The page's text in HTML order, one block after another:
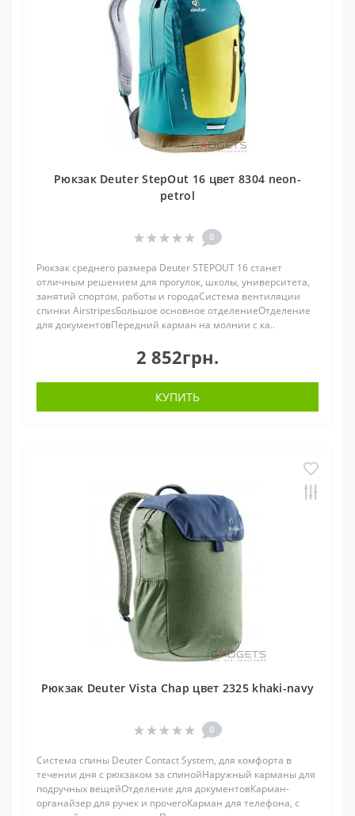
Рюкзак Deuter StepOut 16 цвет 8304 neon-
petrol
0
Рюкзак среднего размера Deuter STEPOUT 16 станет
отличным решением для прогулок, школы, университета,
занятий спортом, работы и городаСистема вентиляции
спинки AirstripesБольшое основное отделениеОтделение
для документовПередний карман на молнии с ка..
2 852грн.
КУПИТЬ
Рюкзак Deuter Vista Chap цвет 2325 khaki-navy
0
Система спины Deuter Contact System, для комфорта в
течении дня с рюкзаком за спинойНаружный карманы для
подручных вещейОтделение для документовКарман-
органайзер для ручек и прочегоКарман для телефона, с